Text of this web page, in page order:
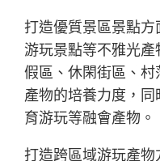
打造優質景區景點
游玩景點等不雅光
假區、休閑街區、
產物的培養力度，
育游玩等融會產物。
打造跨區域游玩產